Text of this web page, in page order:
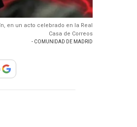
en un acto celebrado en la Real
Casa de Correos
- COMUNIDAD DE MADRID
compartir